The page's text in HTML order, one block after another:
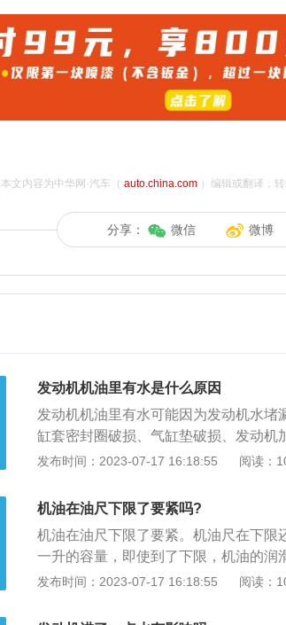
本文内容为中华网·汽车（ auto.china.com）编辑或翻译，转
分享： 微信 微博
发动机机油里有水是什么原因
发动机机油里有水可能因为发动机水堵
缸套密封圈破损、气缸垫破损、发动
动机内部机油和水混合在一起。具体原
很常见，所以要经常检查水堵，如有损
散热器管路发生破损，散热器外部的
进水，需要检查散热器管路有无漏点，
纹，当冷却水与工作中的缸套接触，
会直接进入气缸，并通过缸壁进入油底
发布时间：2023-07-17 16:18:55 阅读：
机油在油尺下限了要紧吗?
机油在油尺下限了要紧。机油尺在下
一升的容量，即使到了下限，机油的
还是可以正常使用的，只是不允许激烈
车的血液，发动机是汽车的心脏，如果
发布时间：2023-07-17 16:18:55 阅读：